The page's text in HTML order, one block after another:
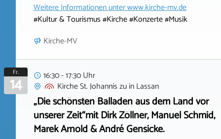
Weitere Informationen unterwww.kirche-mv.de
#Kultur & Tourismus #Kirche #Konzerte #Musik
Kirche-MV
Fr.
14
16:30 - 17:30 Uhr
Kirche St. Johannis zuinLassan
„Die schönsten Balladen aus dem Land vor
unserer Zeit“mit Dirk Zöllner, Manuel Schmid,
Marek Arnold & André Gensicke.